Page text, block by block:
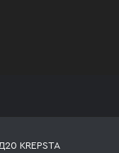
KREPSTA